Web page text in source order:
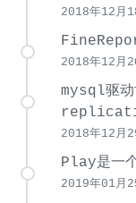
2018年12月
2018年12月
mysql驱
2018年12月
Play是一
2019年01月